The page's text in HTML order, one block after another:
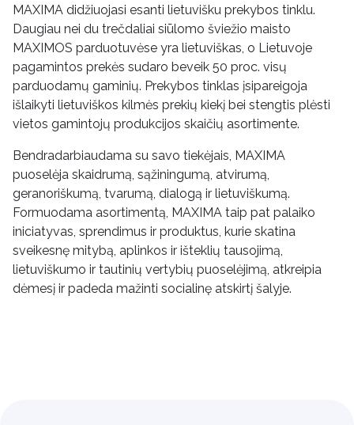
MAXIMA didžiuojasi esanti lietuvišku prekybos tinklu.
Daugiau nei du trečdaliai siūlomo šviežio maisto
MAXIMOS parduotuvėse yra lietuviškas, o Lietuvoje
pagamintos prekės sudaro beveik 50 proc. visų
parduodamų gaminių. Prekybos tinklas įsipareigoja
išlaikyti lietuviškos kilmės prekių kiekį bei stengtis plėsti
vietos gamintojų produkcijos skaičių asortimente.
Bendradarbiaudama su savo tiekėjais, MAXIMA
puoselėja skaidrumą, sąžiningumą, atvirumą,
geranoriškumą, tvarumą, dialogą ir lietuviškumą.
Formuodama asortimentą, MAXIMA taip pat palaiko
iniciatyvas, sprendimus ir produktus, kurie skatina
sveikesnę mitybą, aplinkos ir išteklių tausojimą,
lietuviškumo ir tautinių vertybių puoselėjimą, atkreipia
dėmesį ir padeda mažinti socialinę atskirtį šalyje.